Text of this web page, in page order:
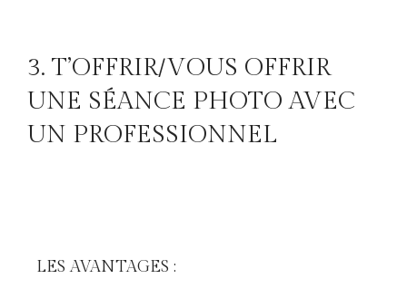
3. T’OFFRIR/VOUS OFFRIR
UNE SÉANCE PHOTO AVEC
UN PROFESSIONNEL
LES AVANTAGES :